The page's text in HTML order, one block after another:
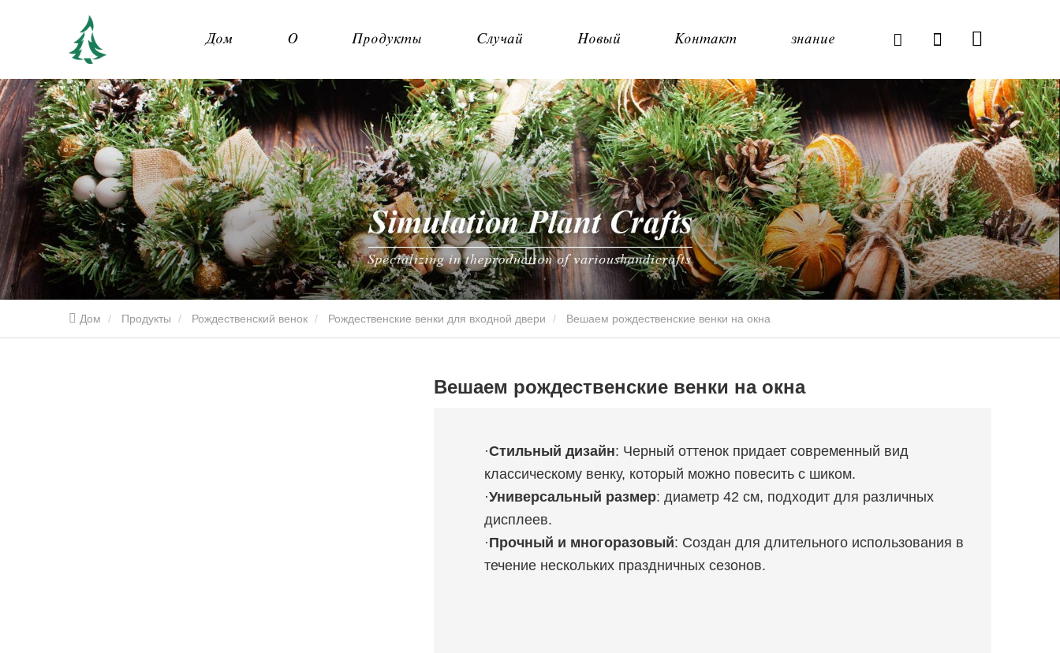
Дом О Продукты Случай Новый Контакт знание
Дом Продукты Рождественский венок Рождественские венки для входной двери Вешаем рождественские венки на окна
Вешаем рождественские венки на окна
·Стильный дизайн: Черный оттенок придает современный вид
классическому венку, который можно повесить с шиком.
·Универсальный размер: диаметр 42 см, подходит для различных
дисплеев.
·Прочный и многоразовый: Создан для длительного использования в
течение нескольких праздничных сезонов.